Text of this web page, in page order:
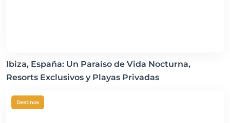
Ibiza, España: Un Paraíso de Vida Nocturna,
Resorts Exclusivos y Playas Privadas
Destinos